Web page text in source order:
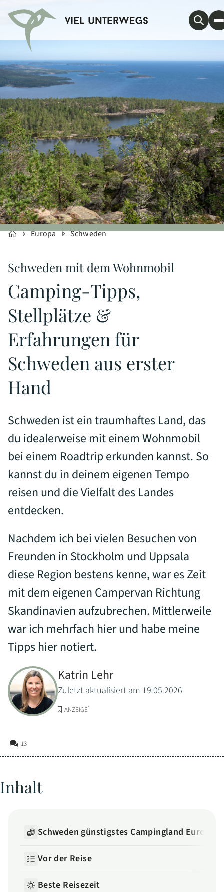
Europa Schweden
Schweden mit dem Wohnmobil
Camping-Tipps,
Stellplätze &
Erfahrungen für
Schweden aus erster
Hand
Schweden ist ein traumhaftes Land, das
du idealerweise mit einem Wohnmobil
bei einem Roadtrip erkunden kannst. So
kannst du in deinem eigenen Tempo
reisen und die Vielfalt des Landes
entdecken.
Nachdem ich bei vielen Besuchen von
Freunden in Stockholm und Uppsala
diese Region bestens kenne, war es Zeit
mit dem eigenen Campervan Richtung
Skandinavien aufzubrechen. Mittlerweile
war ich mehrfach hier und habe meine
Tipps hier notiert.
Katrin Lehr
Zuletzt aktualisiert am 19.05.2026
ANZEIGE*
13
Inhalt
Schweden günstigstes Campingland Europas
Vor der Reise
Beste Reisezeit